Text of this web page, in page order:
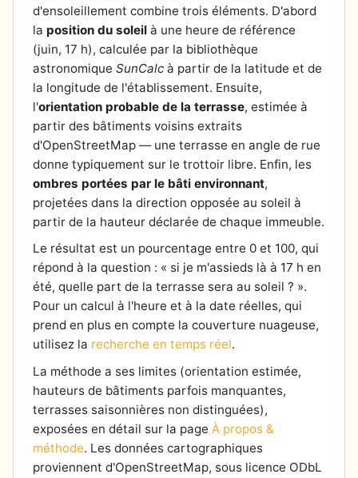
d'ensoleillement combine trois éléments. D'abord
la position du soleil à une heure de référence
(juin, 17 h), calculée par la bibliothèque
astronomique SunCalc à partir de la latitude et de
la longitude de l'établissement. Ensuite,
l'orientation probable de la terrasse, estimée à
partir des bâtiments voisins extraits
d'OpenStreetMap — une terrasse en angle de rue
donne typiquement sur le trottoir libre. Enfin, les
ombres portées par le bâti environnant,
projetées dans la direction opposée au soleil à
partir de la hauteur déclarée de chaque immeuble.
Le résultat est un pourcentage entre 0 et 100, qui
répond à la question : « si je m'assieds là à 17 h en
été, quelle part de la terrasse sera au soleil ? ».
Pour un calcul à l'heure et à la date réelles, qui
prend en plus en compte la couverture nuageuse,
utilisez la recherche en temps réel.
La méthode a ses limites (orientation estimée,
hauteurs de bâtiments parfois manquantes,
terrasses saisonnières non distinguées),
exposées en détail sur la page À propos &
méthode. Les données cartographiques
proviennent d'OpenStreetMap, sous licence ODbL